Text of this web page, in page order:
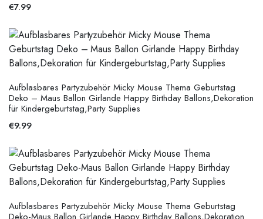
€7.99
Aufblasbares Partyzubehör Micky Mouse Thema Geburtstag
Deko – Maus Ballon Girlande Happy Birthday Ballons,Dekoration
für Kindergeburtstag,Party Supplies
€9.99
Aufblasbares Partyzubehör Micky Mouse Thema Geburtstag